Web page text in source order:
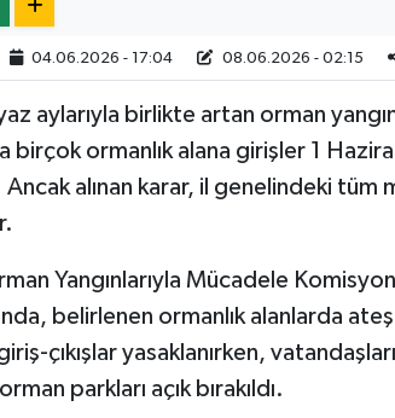
04.06.2026 - 17:04 08.06.2026 - 02:15
yaz aylarıyla birlikte artan orman
birçok ormanlık alana girişler 1
Ancak alınan karar, il genelindeki tüm
Yangınlarıyla Mücadele
belirlenen ormanlık alanlarda ateş
çıkışlar yasaklanırken,
parkları açık bırakıldı.